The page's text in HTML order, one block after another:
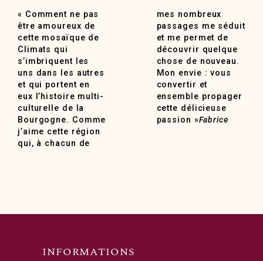
« Comment ne pas
être amoureux de
cette mosaïque de
Climats qui
s’imbriquent les
uns dans les autres
et qui portent en
eux l’histoire multi-
culturelle de la
Bourgogne. Comme
j’aime cette région
qui, à chacun de
mes nombreux
passages me séduit
et me permet de
découvrir quelque
chose de nouveau.
Mon envie : vous
convertir et
ensemble propager
cette délicieuse
passion »Fabrice
INFORMATIONS